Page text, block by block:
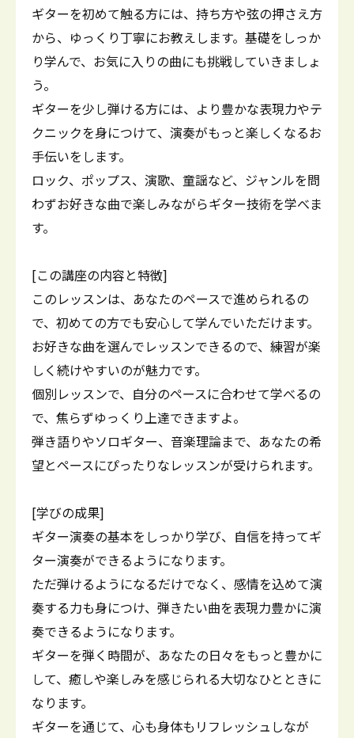
ギターを初めて触る方には、持ち方や弦の押さえ方
から、ゆっくり丁寧にお教えします。基礎をしっか
り学んで、お気に入りの曲にも挑戦していきましょ
う。
ギターを少し弾ける方には、より豊かな表現力やテ
クニックを身につけて、演奏がもっと楽しくなるお
手伝いをします。
ロック、ポップス、演歌、童謡など、ジャンルを問
わずお好きな曲で楽しみながらギター技術を学べま
す。
[この講座の内容と特徴]
このレッスンは、あなたのペースで進められるの
で、初めての方でも安心して学んでいただけます。
お好きな曲を選んでレッスンできるので、練習が楽
しく続けやすいのが魅力です。
個別レッスンで、自分のペースに合わせて学べるの
で、焦らずゆっくり上達できますよ。
弾き語りやソロギター、音楽理論まで、あなたの希
望とペースにぴったりなレッスンが受けられます。
[学びの成果]
ギター演奏の基本をしっかり学び、自信を持ってギ
ター演奏ができるようになります。
ただ弾けるようになるだけでなく、感情を込めて演
奏する力も身につけ、弾きたい曲を表現力豊かに演
奏できるようになります。
ギターを弾く時間が、あなたの日々をもっと豊かに
して、癒しや楽しみを感じられる大切なひとときに
なります。
ギターを通じて、心も身体もリフレッシュしなが